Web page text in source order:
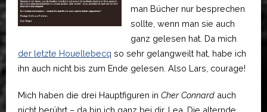
man Bücher nur besprechen
sollte, wenn man sie auch
ganz gelesen hat. Da mich
der letzte Houellebecq so sehr gelangweilt hat, habe ich
ihn auch nicht bis zum Ende gelesen. Also Lars, courage!
Mich haben die drei Hauptfiguren in Cher Connard auch
nicht berührt – da bin ich ganz bei dir, Lea. Die alternde